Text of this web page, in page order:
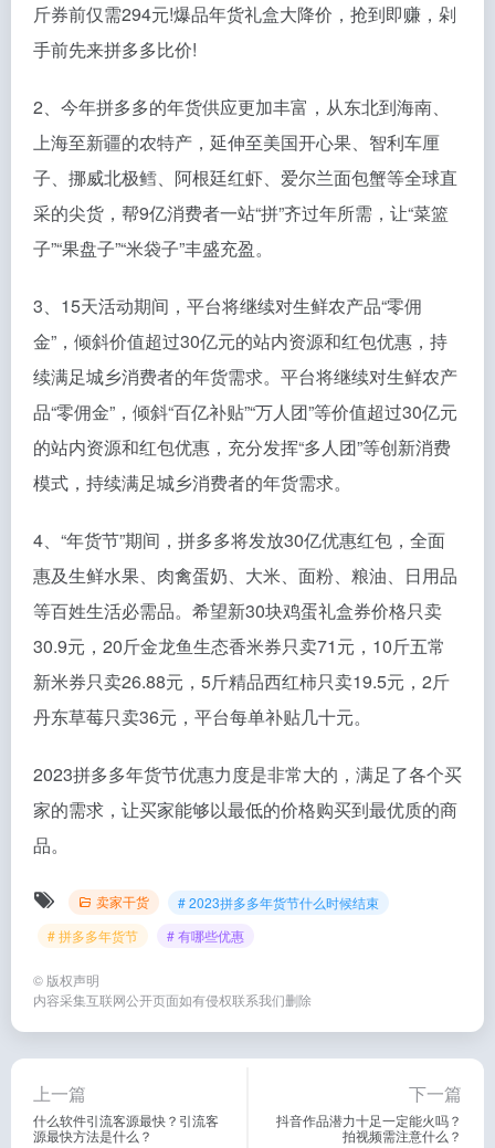
斤券前仅需294元!爆品年货礼盒大降价，抢到即赚，剁
手前先来拼多多比价!
2、今年拼多多的年货供应更加丰富，从东北到海南、
上海至新疆的农特产，延伸至美国开心果、智利车厘
子、挪威北极鳕、阿根廷红虾、爱尔兰面包蟹等全球直
采的尖货，帮9亿消费者一站“拼”齐过年所需，让“菜篮
子”“果盘子”“米袋子”丰盛充盈。
3、15天活动期间，平台将继续对生鲜农产品“零佣
金”，倾斜价值超过30亿元的站内资源和红包优惠，持
续满足城乡消费者的年货需求。平台将继续对生鲜农产
品“零佣金”，倾斜“百亿补贴”“万人团”等价值超过30亿元
的站内资源和红包优惠，充分发挥“多人团”等创新消费
模式，持续满足城乡消费者的年货需求。
4、“年货节”期间，拼多多将发放30亿优惠红包，全面
惠及生鲜水果、肉禽蛋奶、大米、面粉、粮油、日用品
等百姓生活必需品。希望新30块鸡蛋礼盒券价格只卖
30.9元，20斤金龙鱼生态香米券只卖71元，10斤五常
新米券只卖26.88元，5斤精品西红柿只卖19.5元，2斤
丹东草莓只卖36元，平台每单补贴几十元。
2023拼多多年货节优惠力度是非常大的，满足了各个买
家的需求，让买家能够以最低的价格购买到最优质的商
品。
卖家干货
# 2023拼多多年货节什么时候结束
# 拼多多年货节
# 有哪些优惠
© 版权声明
内容采集互联网公开页面如有侵权联系我们删除
上一篇
什么软件引流客源最快？引流客
源最快方法是什么？
下一篇
抖音作品潜力十足一定能火吗？
拍视频需注意什么？